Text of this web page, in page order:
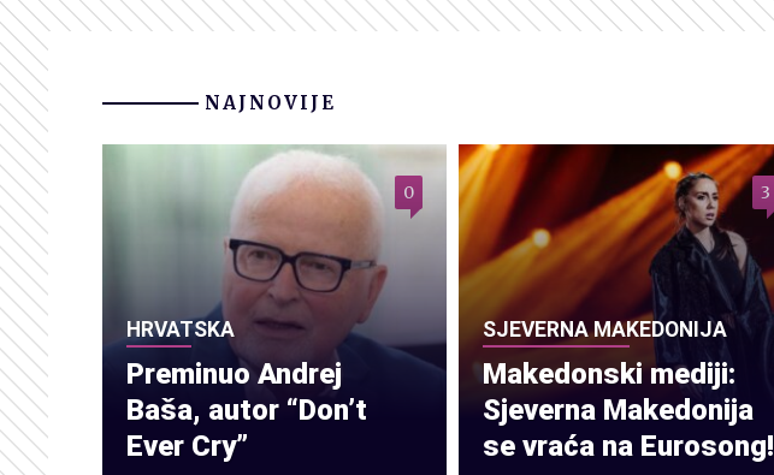
NAJNOVIJE
HRVATSKA
Preminuo Andrej
Baša, autor “Don’t
Ever Cry”
0
SJEVERNA MAKEDONIJA
Makedonski mediji:
Sjeverna Makedonija
se vraća na Eurosong!
3